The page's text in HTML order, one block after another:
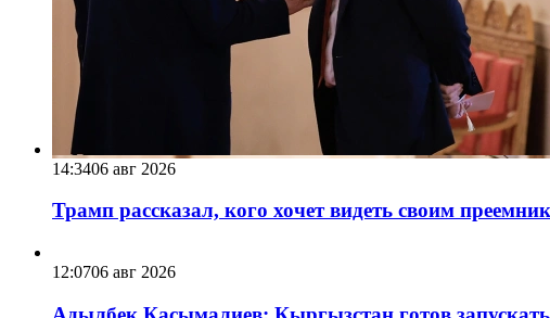
14:3406 авг 2026
Трамп рассказал, кого хочет видеть своим
12:0706 авг 2026